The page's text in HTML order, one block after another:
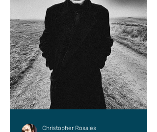
Christopher Rosales